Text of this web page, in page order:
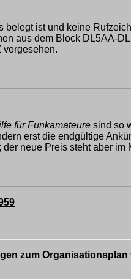
belegt ist und keine
aus dem Block DL5AA-
vorgesehen.
für Funkamateure sind so
erst die endgültige
neue Preis steht aber im
zum Organisationsplan